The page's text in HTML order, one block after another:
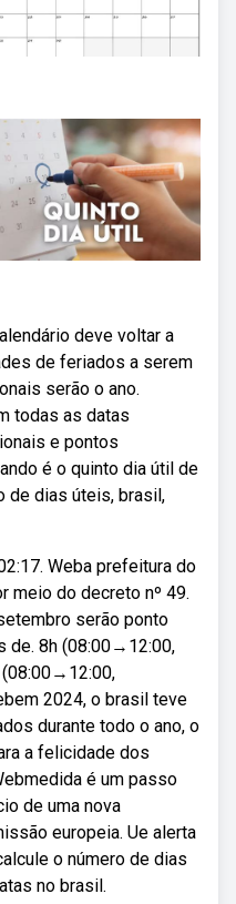
deve voltar a
de feriados a serem
serão o ano.
todas as datas
e pontos
é o quinto dia útil de
de dias úteis, brasil,
Weba prefeitura do
meio do decreto nº 49.
serão ponto
de. 8h (08:00→12:00,
2024, o brasil teve
durante todo o ano, o
a felicidade dos
é um passo
de uma nova
europeia. Ue alerta
o número de dias
no brasil.